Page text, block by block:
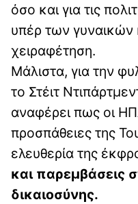
όσο και για τις
υπέρ των γυναικών
χειραφέτηση.
Μάλιστα, για την
το Στέιτ
αναφέρει πως οι
προσπάθειες της
ελευθερία της
και παρεμβάσεις
δικαιοσύνης.